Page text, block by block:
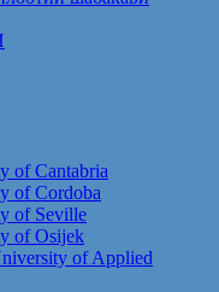
of Cantabria
of Cordoba
of Seville
of Osijek
of Applied